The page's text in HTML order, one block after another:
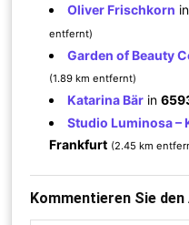
Oliver Frischkorn
entfernt)
Garden of Beauty
(1.89 km entfernt)
Katarina Bär in
Studio Luminosa –
Frankfurt (2.45 km
Kommentieren Sie